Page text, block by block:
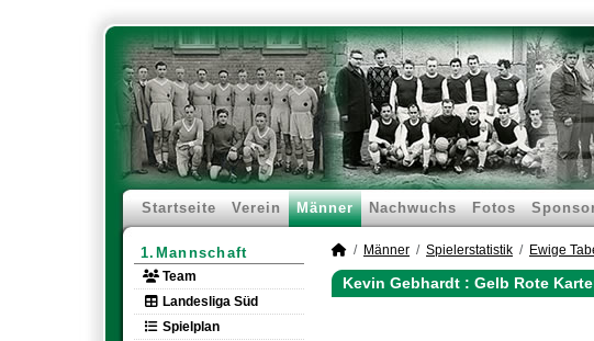
Startseite Verein Männer Nachwuchs Fotos
1.Mannschaft
Team
Landesliga Süd
Spielplan
Männer Spielerstatistik Ewige
Kevin Gebhardt : Gelb Rote